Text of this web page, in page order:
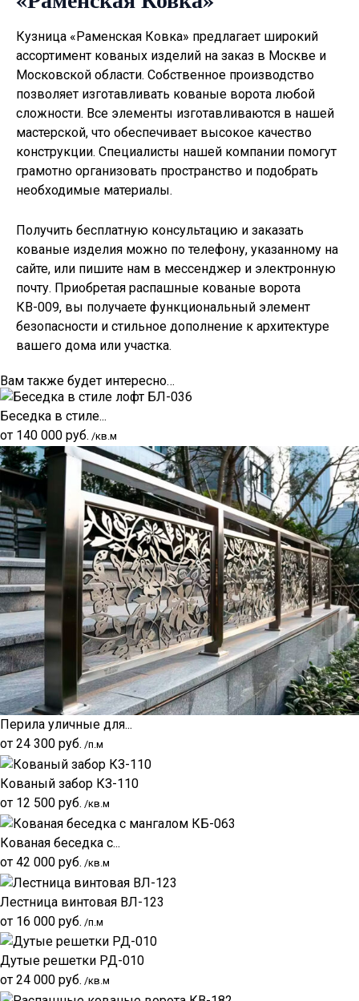
Кузница «Раменская Ковка» предлагает широкий
ассортимент кованых изделий на заказ в Москве и
Московской области. Собственное производство
позволяет изготавливать кованые ворота любой
сложности. Все элементы изготавливаются в нашей
мастерской, что обеспечивает высокое качество
конструкции. Специалисты нашей компании помогут
грамотно организовать пространство и подобрать
необходимые материалы.
Получить бесплатную консультацию и заказать
кованые изделия можно по телефону, указанному на
сайте, или пишите нам в мессенджер и электронную
почту. Приобретая распашные кованые ворота
КВ-009, вы получаете функциональный элемент
безопасности и стильное дополнение к архитектуре
вашего дома или участка.
Вам также будет интересно…
Беседка в стиле...
от 140 000 руб. /кв.м
Перила уличные для...
от 24 300 руб. /п.м
Кованый забор КЗ-110
от 12 500 руб. /кв.м
Кованая беседка с...
от 42 000 руб. /кв.м
Лестница винтовая ВЛ-123
от 16 000 руб. /п.м
Дутые решетки РД-010
от 24 000 руб. /кв.м